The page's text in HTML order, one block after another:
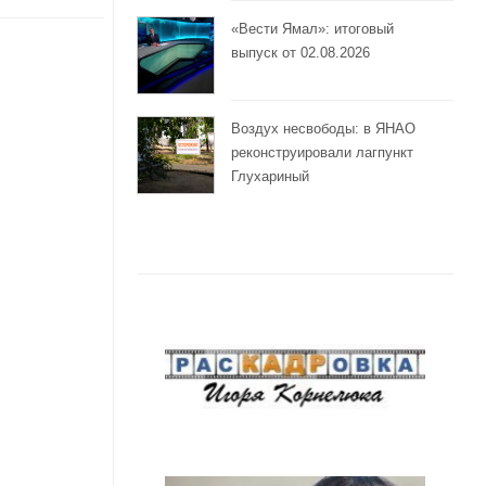
«Вести Ямал»: итоговый
выпуск от 02.08.2026
Воздух несвободы: в ЯНАО
реконструировали лагпункт
Глухариный